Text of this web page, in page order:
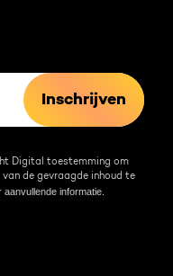
Digital toestemming om
van de gevraagde inhoud te
aanvullende informatie.